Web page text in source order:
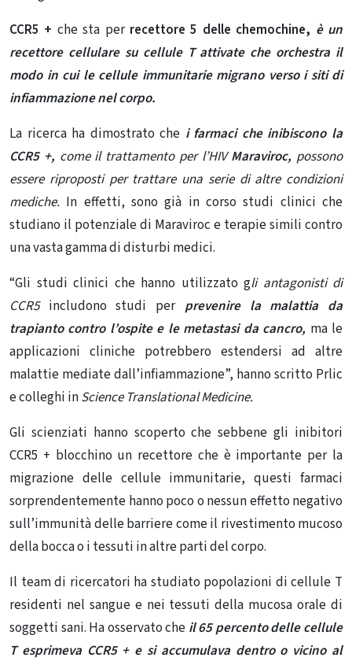
CCR5 + che sta perrecettore 5 delle chemochine, è un
recettore cellulare su cellule T attivate che orchestra il
modo in cui le cellule immunitarie migrano verso i siti di
infiammazione nel corpo.
La ricerca ha dimostrato che i farmaci che inibiscono la
CCR5 +, come il trattamento per l’HIVMaraviroc, possono
essere riproposti per trattare una serie di altre condizioni
mediche. In effetti, sono già in corso studi clinici che
studiano il potenziale di Maraviroc e terapie simili contro
una vasta gamma di disturbi medici.
“Gli studi clinici che hanno utilizzato gli antagonisti di
CCR5includono studi perprevenire la malattia da
trapianto contro l’ospite e le metastasi da cancro, ma le
applicazioni cliniche potrebbero estendersi ad altre
malattie mediate dall’infiammazione”, hanno scritto Prlic
e colleghi inScience Translational Medicine.
Gli scienziati hanno scoperto che sebbene gli inibitori
CCR5 + blocchino un recettore che è importante per la
migrazione delle cellule immunitarie, questi farmaci
sorprendentemente hanno poco o nessun effetto negativo
sull’immunità delle barriere come il rivestimento mucoso
della bocca o i tessuti in altre parti del corpo.
Il team di ricercatori ha studiato popolazioni di cellule T
residenti nel sangue e nei tessuti della mucosa orale di
soggetti sani. Ha osservato che il 65 percento delle cellule
T esprimeva CCR5 + e si accumulava dentro o vicino al